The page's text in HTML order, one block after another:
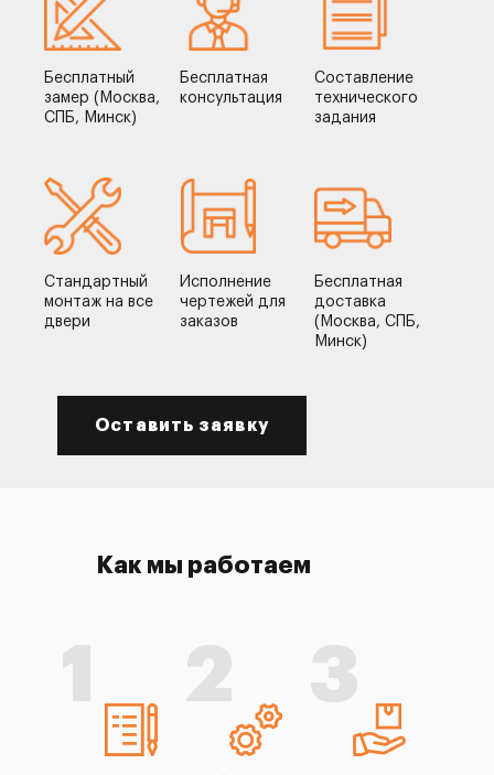
Бесплатный
замер (Москва,
СПБ, Минск)
Бесплатная
консультация
Составление
технического
задания
Стандартный
монтаж на все
двери
Исполнение
чертежей для
заказов
Бесплатная
доставка
(Москва, СПБ,
Минск)
Оставить заявку
Как мы работаем
1 2 3